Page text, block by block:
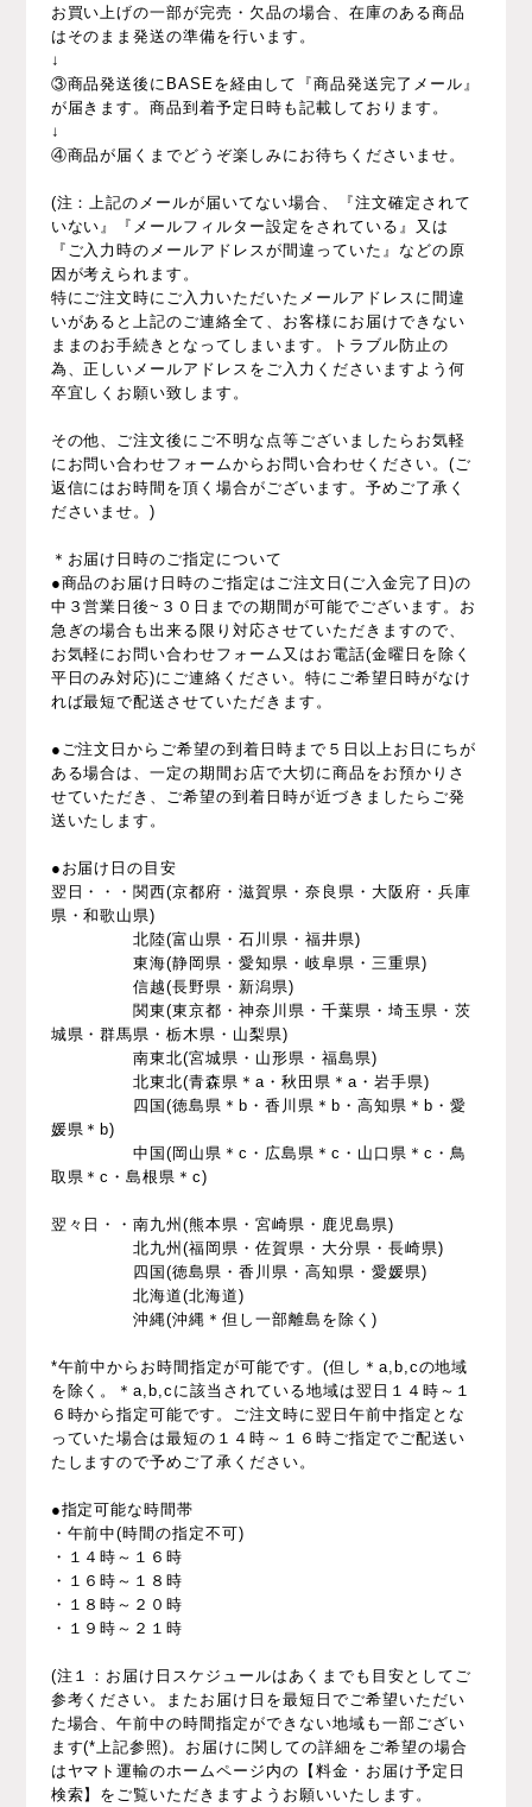
お買い上げの一部が完売・欠品の場合、在庫のある商品
はそのまま発送の準備を行います。
↓
③商品発送後にBASEを経由して『商品発送完了メール』
が届きます。商品到着予定日時も記載しております。
↓
④商品が届くまでどうぞ楽しみにお待ちくださいませ。
(注：上記のメールが届いてない場合、『注文確定されて
いない』『メールフィルター設定をされている』又は
『ご入力時のメールアドレスが間違っていた』などの原
因が考えられます。
特にご注文時にご入力いただいたメールアドレスに間違
いがあると上記のご連絡全て、お客様にお届けできない
ままのお手続きとなってしまいます。トラブル防止の
為、正しいメールアドレスをご入力くださいますよう何
卒宜しくお願い致します。
その他、ご注文後にご不明な点等ございましたらお気軽
にお問い合わせフォームからお問い合わせください。(ご
返信にはお時間を頂く場合がございます。予めご了承く
ださいませ。)
＊お届け日時のご指定について
●商品のお届け日時のご指定はご注文日(ご入金完了日)の
中３営業日後~３０日までの期間が可能でございます。お
急ぎの場合も出来る限り対応させていただきますので、
お気軽にお問い合わせフォーム又はお電話(金曜日を除く
平日のみ対応)にご連絡ください。特にご希望日時がなけ
れば最短で配送させていただきます。
●ご注文日からご希望の到着日時まで５日以上お日にちが
ある場合は、一定の期間お店で大切に商品をお預かりさ
せていただき、ご希望の到着日時が近づきましたらご発
送いたします。
●お届け日の目安
翌日・・・関西(京都府・滋賀県・奈良県・大阪府・兵庫
県・和歌山県)
北陸(富山県・石川県・福井県)
東海(静岡県・愛知県・岐阜県・三重県)
信越(長野県・新潟県)
関東(東京都・神奈川県・千葉県・埼玉県・茨
城県・群馬県・栃木県・山梨県)
南東北(宮城県・山形県・福島県)
北東北(青森県＊a・秋田県＊a・岩手県)
四国(徳島県＊b・香川県＊b・高知県＊b・愛
媛県＊b)
中国(岡山県＊c・広島県＊c・山口県＊c・鳥
取県＊c・島根県＊c)
翌々日・・南九州(熊本県・宮崎県・鹿児島県)
北九州(福岡県・佐賀県・大分県・長崎県)
四国(徳島県・香川県・高知県・愛媛県)
北海道(北海道)
沖縄(沖縄＊但し一部離島を除く)
*午前中からお時間指定が可能です。(但し＊a,b,cの地域
を除く。＊a,b,cに該当されている地域は翌日１４時～１
６時から指定可能です。ご注文時に翌日午前中指定とな
っていた場合は最短の１４時～１６時ご指定でご配送い
たしますので予めご了承ください。
●指定可能な時間帯
・午前中(時間の指定不可)
・１４時～１６時
・１６時～１８時
・１８時～２０時
・１９時～２１時
(注１：お届け日スケジュールはあくまでも目安としてご
参考ください。またお届け日を最短日でご希望いただい
た場合、午前中の時間指定ができない地域も一部ござい
ます(*上記参照)。お届けに関しての詳細をご希望の場合
はヤマト運輸のホームページ内の【料金・お届け予定日
検索】をご覧いただきますようお願いいたします。